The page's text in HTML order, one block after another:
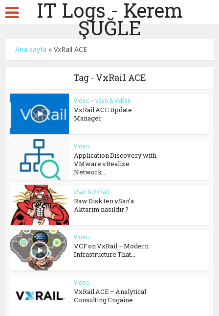
IT Logs - Kerem
ŞUĞLE
Ana sayfa »VxRail ACE
Tag - VxRail ACE
Video • vSan & VxRail
VxRail ACE Update
Manager
Video
Application Discovery with
VMware vRealize
Network...
vSan & VxRail
Raw Disk ten vSan’a
Aktarım nasıldır ?
Video
VCF on VxRail – Modern
Infrastructure That...
Video
VxRail ACE – Analytical
Consulting Engaine...